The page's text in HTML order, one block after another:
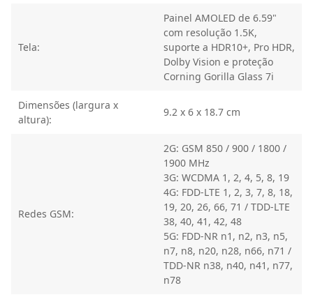
Tela:
Painel AMOLED de 6.59"
com resolução 1.5K,
suporte a HDR10+, Pro HDR,
Dolby Vision e proteção
Corning Gorilla Glass 7i
Dimensões (largura x
altura):
9.2 x 6 x 18.7 cm
Redes GSM:
2G: GSM 850 / 900 / 1800 /
1900 MHz
3G: WCDMA 1, 2, 4, 5, 8, 19
4G: FDD-LTE 1, 2, 3, 7, 8, 18,
19, 20, 26, 66, 71 / TDD-LTE
38, 40, 41, 42, 48
5G: FDD-NR n1, n2, n3, n5,
n7, n8, n20, n28, n66, n71 /
TDD-NR n38, n40, n41, n77,
n78